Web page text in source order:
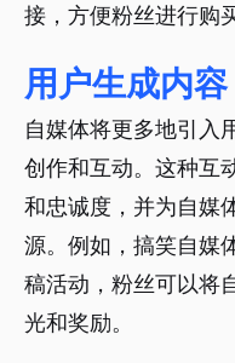
接，方便粉丝进行购
用户生成内容
自媒体将更多地引入
创作和互动。这种互
和忠诚度，并为自媒
源。例如，搞笑自媒
稿活动，粉丝可以将
光和奖励。